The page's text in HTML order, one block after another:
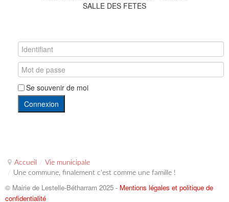
SALLE DES FETES
Se souvenir de moi
Connexion
Accueil / Vie municipale
/ Une commune, finalement c'est comme une famille !
© Mairie de Lestelle-Bétharram 2025 - Mentions légales et politique de
confidentialité